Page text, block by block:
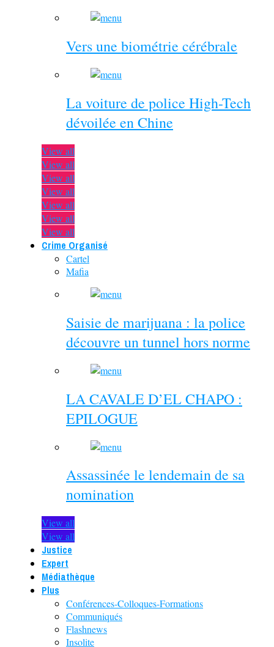
Vers une biométrie cérébrale
La voiture de police High-Tech
dévoilée en Chine
View all
View all
View all
View all
View all
View all
View all
Crime Organisé
Cartel
Mafia
Saisie de marijuana : la police
découvre un tunnel hors norme
LA CAVALE D’EL CHAPO :
EPILOGUE
Assassinée le lendemain de sa
nomination
View all
View all
Justice
Expert
Médiathèque
Plus
Conférences-Colloques-Formations
Communiqués
Flashnews
Insolite